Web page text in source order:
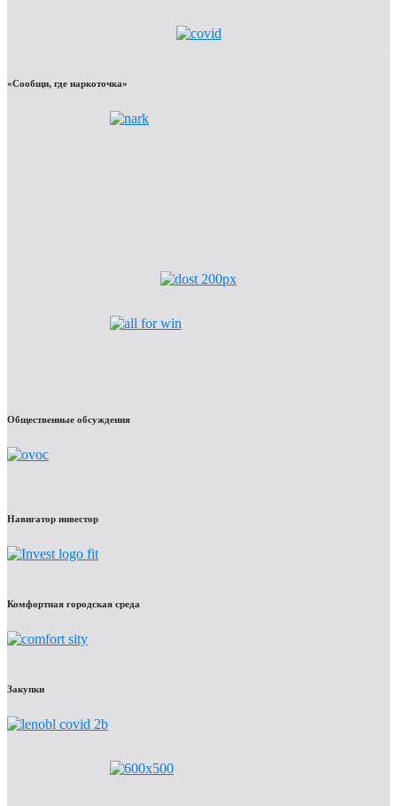
«Сообщи, где наркоточка»
Общественные обсуждения
Навигатор инвестор
Комфортная городская среда
Закупки